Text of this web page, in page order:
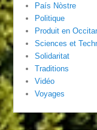
País Nòstre
Politique
Produit en
Sciences et
Solidaritat
Traditions
Vidéo
Voyages